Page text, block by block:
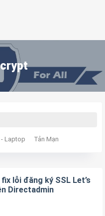
- Laptop Tản Mạn
lỗi đăng ký SSL Let’s
Directadmin